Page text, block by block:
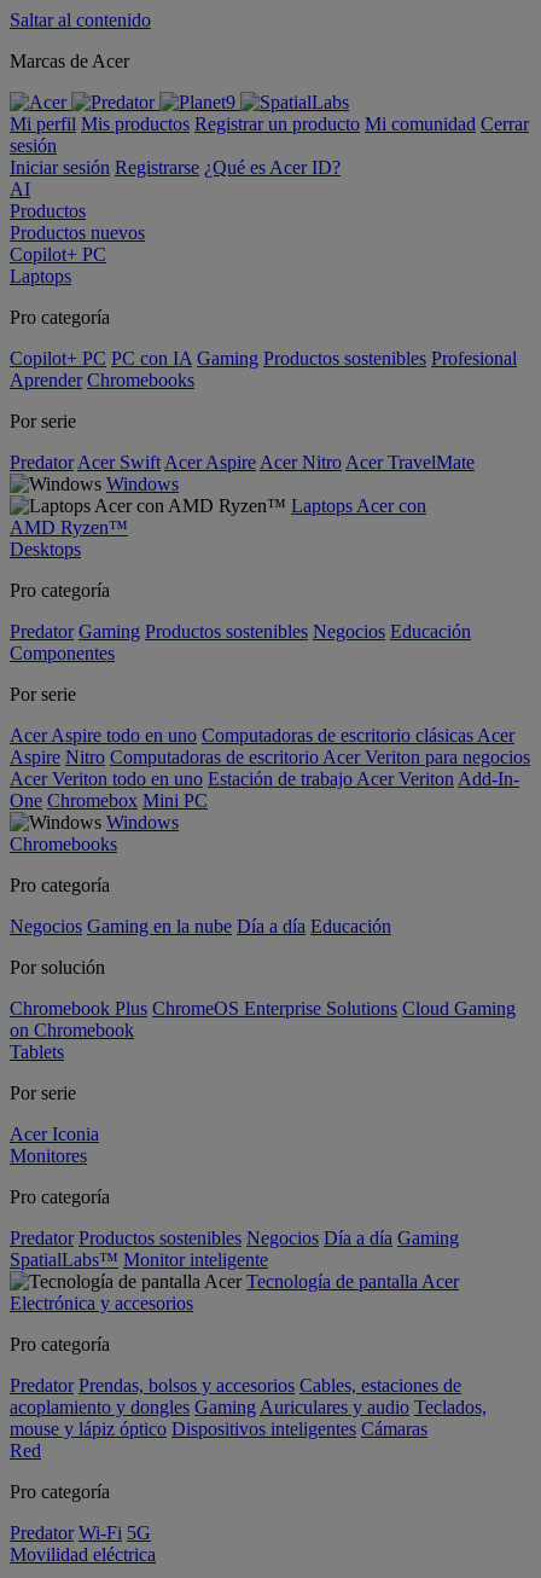
Saltar al contenido
Marcas de Acer
Mi perfil Mis productos Registrar un producto Mi comunidad Cerrar
sesión
Iniciar sesión Registrarse ¿Qué es Acer ID?
AI
Productos
Productos nuevos
Copilot+ PC
Laptops
Pro categoría
Copilot+ PC PC con IA Gaming Productos sostenibles Profesional
Aprender Chromebooks
Por serie
Predator Acer Swift Acer Aspire Acer Nitro Acer TravelMate
Windows
Laptops Acer con
AMD Ryzen™
Desktops
Pro categoría
Predator Gaming Productos sostenibles Negocios Educación
Componentes
Por serie
Acer Aspire todo en uno Computadoras de escritorio clásicas Acer
Aspire Nitro Computadoras de escritorio Acer Veriton para negocios
Acer Veriton todo en uno Estación de trabajo Acer Veriton Add-In-
One Chromebox Mini PC
Windows
Chromebooks
Pro categoría
Negocios Gaming en la nube Día a día Educación
Por solución
Chromebook Plus ChromeOS Enterprise Solutions Cloud Gaming
on Chromebook
Tablets
Por serie
Acer Iconia
Monitores
Pro categoría
Predator Productos sostenibles Negocios Día a día Gaming
SpatialLabs™ Monitor inteligente
Tecnología de pantalla Acer
Electrónica y accesorios
Pro categoría
Predator Prendas, bolsos y accesorios Cables, estaciones de
acoplamiento y dongles Gaming Auriculares y audio Teclados,
mouse y lápiz óptico Dispositivos inteligentes Cámaras
Red
Pro categoría
Predator Wi-Fi 5G
Movilidad eléctrica